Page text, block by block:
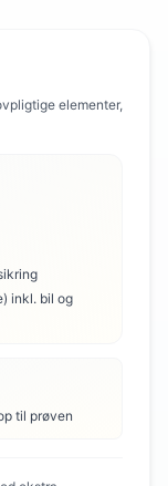
elementer,
inkl. bil og
til prøven